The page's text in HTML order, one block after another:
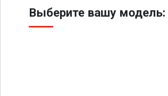
Выберите вашу модель: